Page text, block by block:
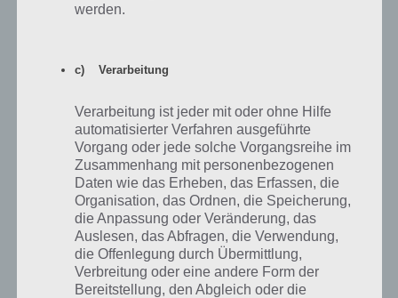
100 Doors 2013 Level 96 Lösung
100 Doors 2013: Level 97 Lösung
Kommen wir nun zur Lösung von Level 97. Hier müssen wir nun
zunächst die Fliegenklatsche aufnehmen. Diese landet so im
Inventar. Damit können wir die Mücke zerquetschen. Dabei bewegt
sich diese 12 mal bis sie wieder wegfliegt. Trifft man diese auf
Position 7 (unten rechts) sowie Position 10 (oben rechts) neben der
Tür, so erscheinen zwei Zahlen. Einmal die 17 und einmal die 96. An
Position 3 erscheint die Zahl 32.
werden.
c) Verarbeitung
Verarbeitung ist jeder mit oder ohne Hilfe
automatisierter Verfahren ausgeführte
Vorgang oder jede solche Vorgangsreihe im
Zusammenhang mit personenbezogenen
Daten wie das Erheben, das Erfassen, die
Organisation, das Ordnen, die Speicherung,
die Anpassung oder Veränderung, das
Auslesen, das Abfragen, die Verwendung,
die Offenlegung durch Übermittlung,
Verbreitung oder eine andere Form der
Bereitstellung, den Abgleich oder die